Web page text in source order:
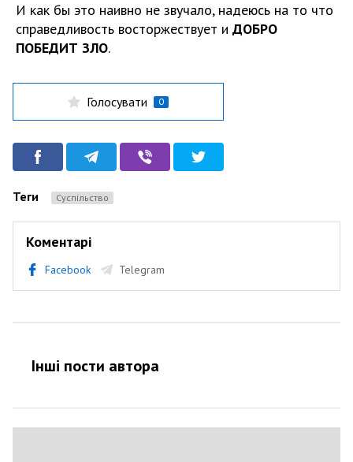
И как бы это наивно не звучало, надеюсь на то что
справедливость восторжествует и ДОБРО
ПОБЕДИТ ЗЛО.
Голосувати 0
Теги Суспільство
Коментарі
Facebook Telegram
Інші пости автора